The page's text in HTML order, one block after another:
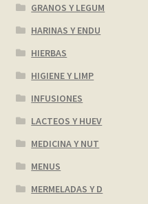
Wishlist
Wishlist
GRANOS Y LEGUM
HARINAS Y ENDU
HIERBAS
HIGIENE Y LIMP
INFUSIONES
LACTEOS Y HUEV
MEDICINA Y NUT
MENUS
MERMELADAS Y D